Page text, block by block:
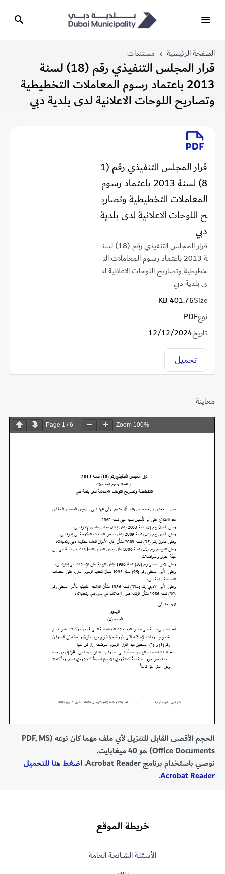
الصفحة الرئيسية مستندات
قرار المجلس التنفيذي رقم (18) لسنة
2013 باعتماد رسوم المعاملات التخطيطية
وتصاريح اللوحات الاعلانية لدى بلدية دبي
قرار المجلس التنفيذي رقم (1
8) لسنة 2013 باعتماد رسوم
المعاملات التخطيطية وتصاري
ح اللوحات الاعلانية لدى بلدية
دبي
قرار المجلس التنفيذي رقم (18) لسن
ة 2013 باعتماد رسوم المعاملات الت
خطيطية وتصاريح اللوحات الاعلانية لد
ى بلدية دبي
Size
401.76 KB
نوعPDF
تاريخ12/12/2024
تحميل
معاينة
Page 1 /6 Zoom 100%
الحجم الأقصى القابل للتنزيل لأي ملف مهما كان نوعه (PDF, MS
Office Documents) هو 40 ميغابايت.
نوصي باستخدام برنامج Acrobat Reader.
اضغط هنا للتحميل
Acrobat Reader
.
خريطة الموقع
الأسـئلـة الشــائعـة العامة